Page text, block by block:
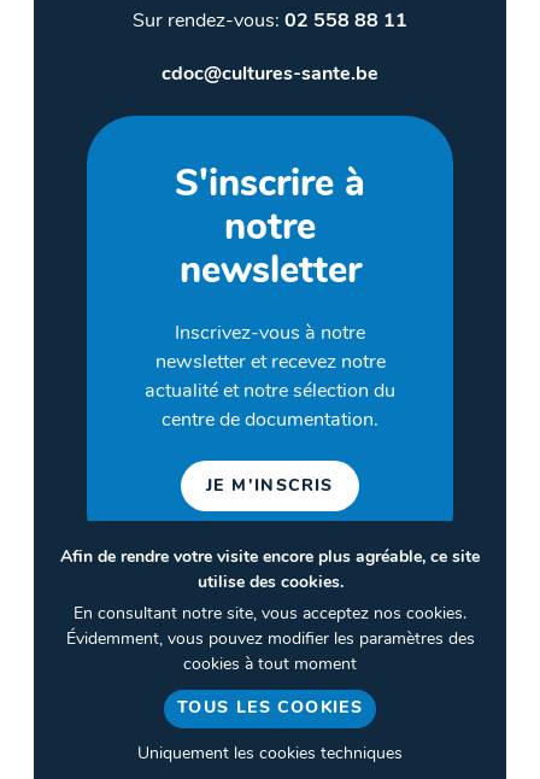
Sur rendez-vous: 02 558 88 11
cdoc@cultures-sante.be
S'inscrire à
notre
newsletter
Inscrivez-vous à notre
newsletter et recevez notre
actualité et notre sélection du
centre de documentation.
JE M'INSCRIS
Termes et conditions
Politique de confidentialité
Gestion des cookies
Afin de rendre votre visite encore plus agréable, ce site
utilise des cookies.
En consultant notre site, vous acceptez nos cookies.
Évidemment, vous pouvez modifier les paramètres des
cookies à tout moment
TOUS LES COOKIES
Uniquement les cookies techniques